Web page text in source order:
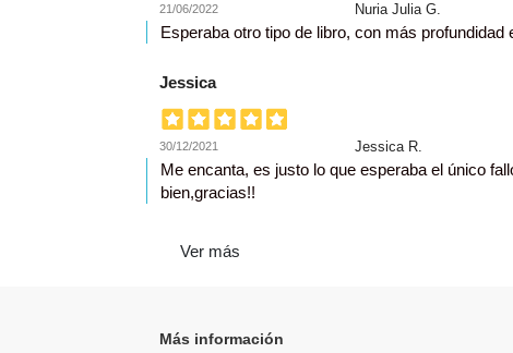
21/06/2022 Nuria Julia G.
Esperaba otro tipo de libro, con más
Jessica
30/12/2021 Jessica R.
Me encanta, es justo lo que esperaba el único
bien,gracias!!
Ver más
Más información